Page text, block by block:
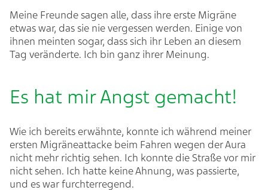
Meine Freunde sagen alle, dass ihre erste Migräne
etwas war, das sie nie vergessen werden. Einige von
ihnen meinten sogar, dass sich ihr Leben an diesem
Tag veränderte. Ich bin ganz ihrer Meinung.
Es hat mir Angst gemacht!
Wie ich bereits erwähnte, konnte ich während meiner
ersten Migräneattacke beim Fahren wegen der Aura
nicht mehr richtig sehen. Ich konnte die Straße vor mir
nicht sehen. Ich hatte keine Ahnung, was passierte,
und es war furchterregend.